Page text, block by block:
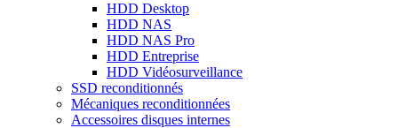
HDD Desktop
HDD NAS
HDD NAS Pro
HDD Entreprise
HDD Vidéosurveillance
SSD reconditionnés
Mécaniques reconditionnées
Accessoires disques internes